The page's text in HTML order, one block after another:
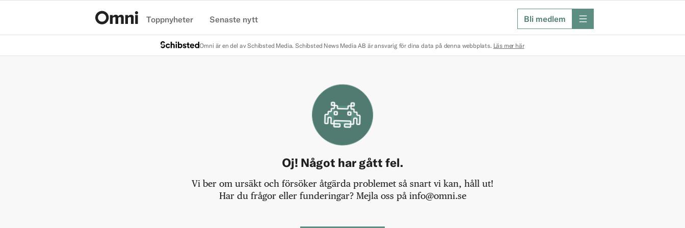
Toppnyheter Senaste nytt Bli medlem meny
Omni är en del av Schibsted Media. Schibsted News Media AB är ansvarig för dina data på denna webbplats. Läs mer här
Oj! Något har gått fel.
Vi ber om ursäkt och försöker åtgärda problemet så snart vi kan, håll ut!
Har du frågor eller funderingar? Mejla oss på info@omni.se